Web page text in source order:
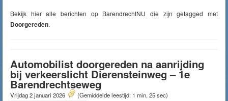
Bekijk hier alle berichten op BarendrechtNU die zijn getagged met
Doorgereden.
Automobilist doorgereden na aanrijding
bij verkeerslicht Dierensteinweg – 1e
Barendrechtseweg
Vrijdag 2 januari 2026 (Gemiddelde leestijd: 1 min, 25 sec)